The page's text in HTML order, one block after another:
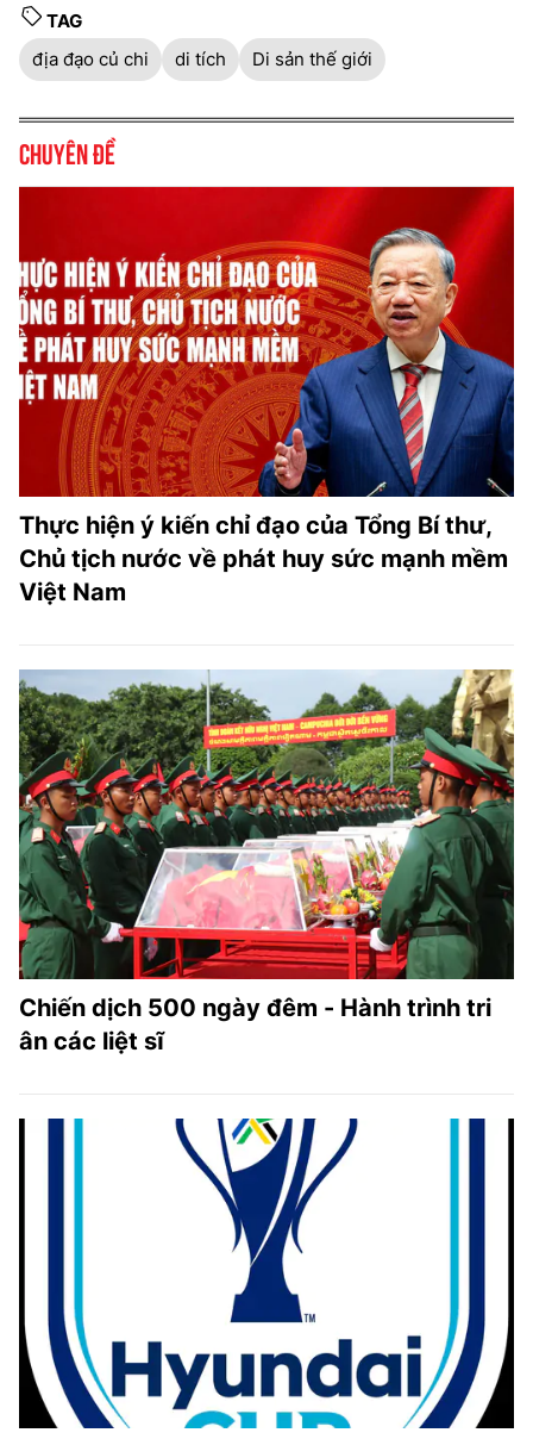
TAG
địa đạo củ chi
di tích Di sản thế giới
Chuyên đề
Thực hiện ý kiến chỉ đạo của Tổng Bí thư,
Chủ tịch nước về phát huy sức mạnh mềm
Việt Nam
Chiến dịch 500 ngày đêm - Hành trình tri
ân các liệt sĩ